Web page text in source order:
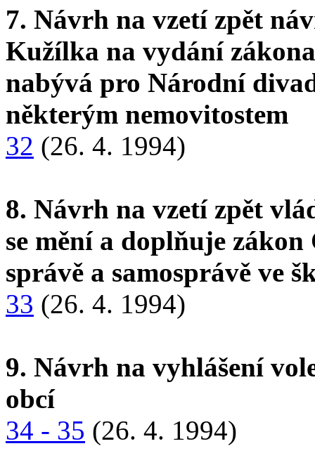
7. Návrh na vzetí zpět
Kužílka na vydání
nabývá pro Národní
některým nemovitostem
32 (26. 4. 1994)
8. Návrh na vzetí zpět
se mění a doplňuje
správě a samosprávě ve
33 (26. 4. 1994)
9. Návrh na vyhlášení
obcí
34 - 35 (26. 4. 1994)